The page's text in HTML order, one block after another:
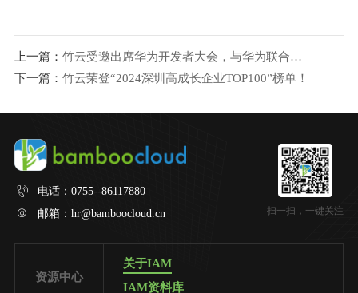
上一篇：
竹云受邀出席华为开发者大会，与华为联合发布海外政务数字化解决方案
下一篇： 竹云荣登“2024深圳高成长企业TOP100”榜单！
电话： 0755--86117880
邮箱： hr@bamboocloud.cn 扫一扫，一键关注
资源中心
关于IAM
IAM资料库